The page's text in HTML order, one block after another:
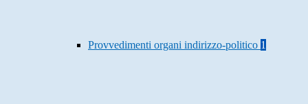
Provvedimenti organi indirizzo-politico 1